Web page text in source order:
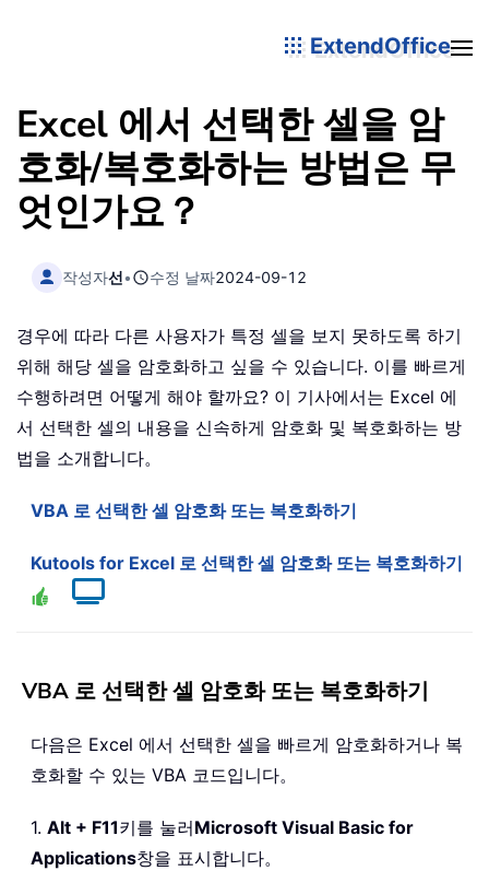
ExtendOffice
Excel 에서 선택한 셀을 암
호화/복호화하는 방법은 무
엇인가요？
작성자선• 수정 날짜2024-09-12
경우에 따라 다른 사용자가 특정 셀을 보지 못하도록 하기
위해 해당 셀을 암호화하고 싶을 수 있습니다. 이를 빠르게
수행하려면 어떻게 해야 할까요? 이 기사에서는 Excel 에
서 선택한 셀의 내용을 신속하게 암호화 및 복호화하는 방
법을 소개합니다。
VBA 로 선택한 셀 암호화 또는 복호화하기
Kutools for Excel 로 선택한 셀 암호화 또는 복호화하기
VBA 로 선택한 셀 암호화 또는 복호화하기
다음은 Excel 에서 선택한 셀을 빠르게 암호화하거나 복
호화할 수 있는 VBA 코드입니다。
1. Alt + F11키를 눌러Microsoft Visual Basic for
Applications창을 표시합니다。